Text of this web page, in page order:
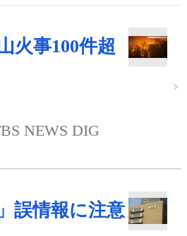
火事100件超
NEWS DIG
誤情報に注意